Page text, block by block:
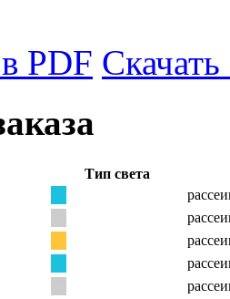
PDF
Тип света